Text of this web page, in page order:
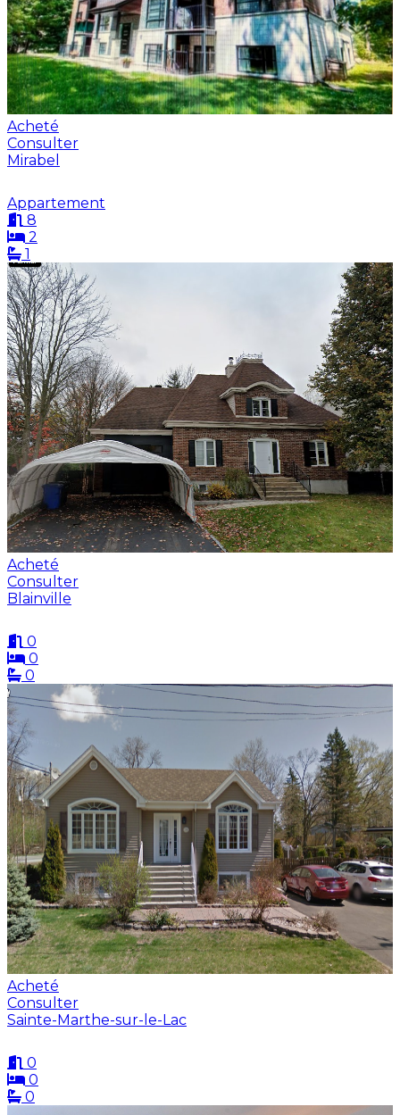
Acheté
Consulter
Mirabel
Appartement
8
2
1
Acheté
Consulter
Blainville
0
0
0
Acheté
Consulter
Sainte-Marthe-sur-le-Lac
0
0
0